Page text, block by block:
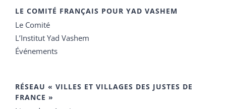
LE COMITÉ FRANÇAIS POUR YAD VASHEM
Le Comité
L’Institut Yad Vashem
Événements
RÉSEAU « VILLES ET VILLAGES DES JUSTES DE
FRANCE »